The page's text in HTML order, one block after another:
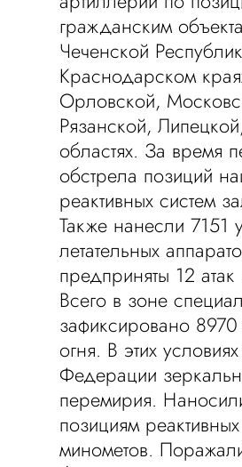
гражданским
Чеченской
Краснодарском
Орловской,
Рязанской,
областях. За время
обстрела позиций
реактивных систем
Также нанесли 7151
летательных
предприняты 12
Всего в зоне
зафиксировано
огня. В этих
Федерации
перемирия.
позициям
минометов.